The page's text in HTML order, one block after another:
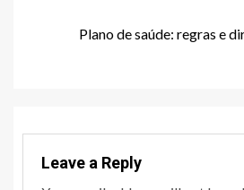
Plano de saúde: regras e
Leave a Reply